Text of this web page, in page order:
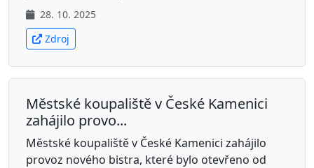
28. 10. 2025
Zdroj
Městské koupaliště v České Kamenici
zahájilo provo...
Městské koupaliště v České Kamenici zahájilo
provoz nového bistra, které bylo otevřeno od